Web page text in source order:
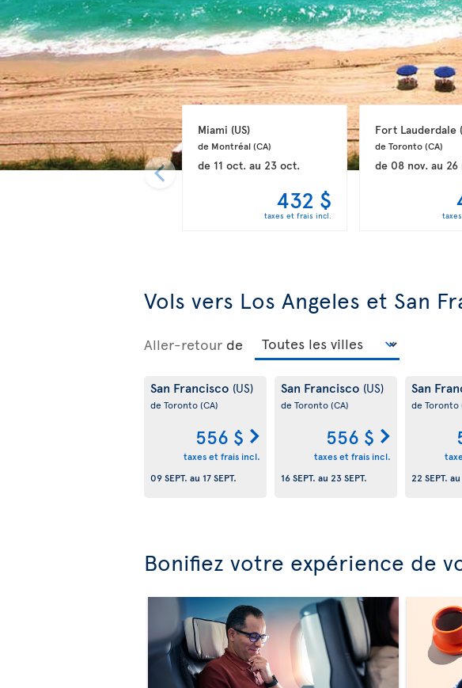
Miami (US)
de Montréal (CA)
de 11 oct.au 23 oct.
432 $
taxes et frais incl.
Fort Lauderdale
de Toronto (CA)
de 08 nov. au 26
Vols vers Los Angeles et San
Aller-retour de
San Francisco (US)
de Toronto(CA)
556 $
taxes et frais incl.
09 SEPT. au 17 SEPT.
San Francisco (US)
de Toronto(CA)
556 $
taxes et frais incl.
16 SEPT. au 23 SEPT.
San
de Toronto
22 SEPT. au
Bonifiez votre expérience de